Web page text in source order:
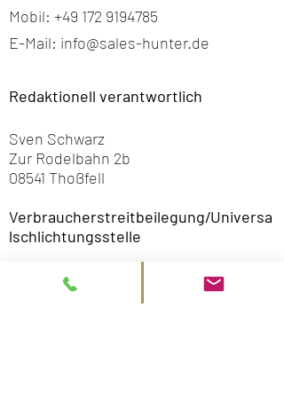
Mobil: +49 172 9194785
E-Mail: info@sales-hunter.de
Redaktionell verantwortlich
Sven Schwarz
Zur Rodelbahn 2b
08541 Thoßfell
Verbraucherstreitbeilegung/Universa
lschlichtungsstelle
Wir sind nicht bereit oder verpflichtet,
an Streitbeilegungsverfahren vor einer